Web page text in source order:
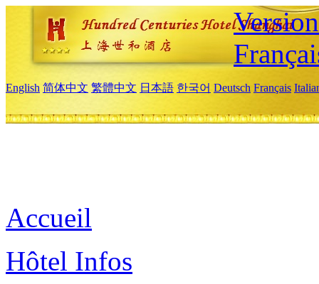
English 简体中文 繁體中文 日本語 한국어 Deutsch Français
Accueil
Hôtel Infos